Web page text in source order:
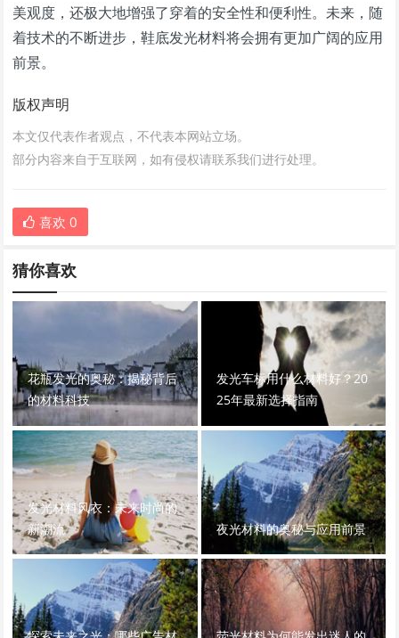
美观度，还极大地增强了穿着的安全性和便利性。未来，随
着技术的不断进步，鞋底发光材料将会拥有更加广阔的应用
前景。
版权声明
本文仅代表作者观点，不代表本网站立场。
部分内容来自于互联网，如有侵权请联系我们进行处理。
喜欢 0
猜你喜欢
花瓶发光的奥秘：揭秘背后
的材料科技
发光车标用什么材料好？20
25年最新选择指南
发光材料风衣：未来时尚的
新潮流
夜光材料的奥秘与应用前景